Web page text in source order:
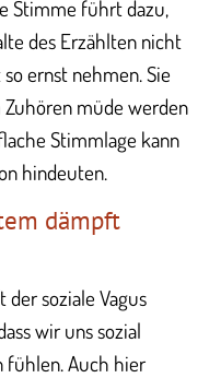
Stimme führt dazu,
des Erzählten nicht
ernst nehmen. Sie
müde werden
Stimmlage kann
hindeuten.
dämpft
soziale Vagus
wir uns sozial
fühlen. Auch hier